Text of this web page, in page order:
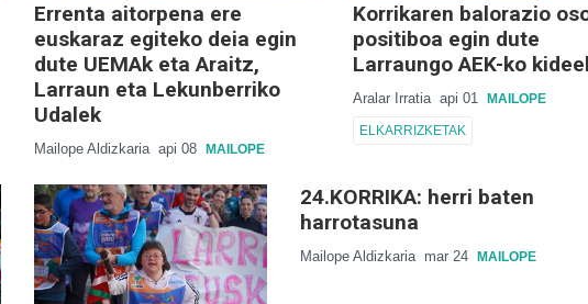
Errenta aitorpena ere
euskaraz egiteko deia egin
dute UEMAk eta Araitz,
Larraun eta Lekunberriko
Udalek
Mailope Aldizkaria api 08 MAILOPE
Korrikaren balorazio
positiboa egin dute
Larraungo AEK-ko
Aralar Irratia api 01 MAILOPE
ELKARRIZKETAK
24.KORRIKA: herri baten
harrotasuna
Mailope Aldizkaria mar 24 MAILOPE